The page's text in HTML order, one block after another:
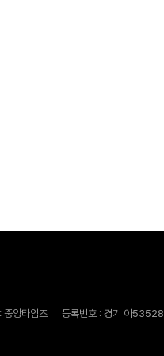
중앙타임즈 등록번호 : 경기 아53528